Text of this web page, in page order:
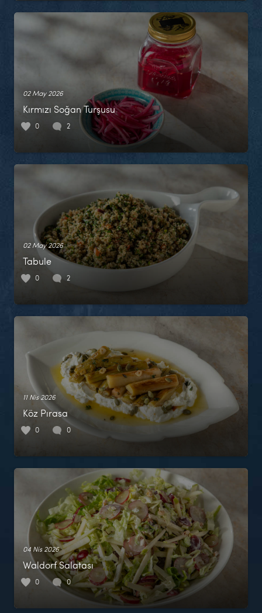
02 May 2026
Kırmızı Soğan Turşusu
0 2
02 May 2026
Tabule
0 2
11 Nis 2026
Köz Pırasa
0 0
04 Nis 2026
Waldorf Salatası
0 0